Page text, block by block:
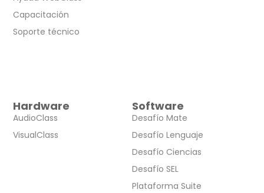
Software
Desafío Mate
Desafío Lenguaje
Desafío Ciencias
Desafío SEL
Plataforma Suite
Hardware
AudioClass
VisualClass
Capacitación
Soporte técnico